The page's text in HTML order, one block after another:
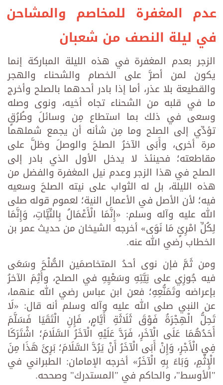
عدم المغفرة للمخاصم والمشاحن
في ليلة النصف من شعبان
الزجر بعدم المغفرة في هذه الليلة المباركة إنما
يكون لمن أصرَّ على الخصام والشحناء والهجر
والقطيعة بلا عذر، أما إذا بادر أحدهما بالصلح وأخرج
ما في قلبه من الشحناء تجاه أخيه، ونوى وصله
وسعى في ذلك بما استطاع مِن وسائلَ وطُرُقٍ
تؤدِّي إلى الصلح وما مِن شأنه أن يجمع شملهما
مرة أخرى، وأَبَى الآخرُ الصلحَ والوصلَ وظلَّ على
مقاطعته؛ فحينئذ لا يدخل الأول الذي بادر إلى
الصلح في هذا الزجر وعدم نيل المغفرة والفضل من
هذه الليلة، بل له الثواب على نيته الصلحَ وسعيه
فيه؛ لأن الأصل في الأعمال النية؛ لعموم قوله صلى
الله عليه وآله وسلم: «إِنَّمَا الْأَعْمَالُ بِالنِّيَّاتِ، وَإِنَّمَا
لِكُلِّ امْرِئٍ مَا نَوَى» أخرجه الشيخان من حديث عمر بن
الخطاب رضي الله عنه.
ومن ثَمَّ فإن نوى أحدُ المتخاصمَين الصُّلْحَ وسَعَى
فيه جُوزِي على نِيَّتِهِ وسَعْيِهِ في الصلح، وأَثِمَ الآخرُ
بإعراضه وتَمَنُّعِهِ؛ فعن ابن عباس رضي الله عنهما،
عن النبي صلى الله عليه وآله وسلم أنه قال: «لَا
تَحِلُّ الْهِجْرَةُ فَوْقَ ثَلَاثَةِ أَيَّامٍ، فَإِنِ الْتَقَيَا فَسَلَّمَ
أَحَدُهُمَا عَلَى الْآخَرِ، فَرَدَّ عَلَيْهِ الْآخَرُ السَّلَامَ؛ اشْتَرَكَا
فِي الْأَجْرِ، وَإِنْ أَبَى الْآخَرُ أَنْ يَرُدَّ السَّلَامَ؛ بَرِئَ هَذَا مِنَ
الْإِثْمِ، وَبَاءَ بِهِ الْآخَرُ» أخرجه الإمامان: الطبراني في
"الأوسط"، والحاكم في "المستدرك" وصححه.